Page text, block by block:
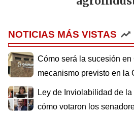
NOTICIAS MÁS VISTAS
Cómo será la sucesión en
mecanismo previsto en la
Ley de Inviolabilidad de
cómo votaron los